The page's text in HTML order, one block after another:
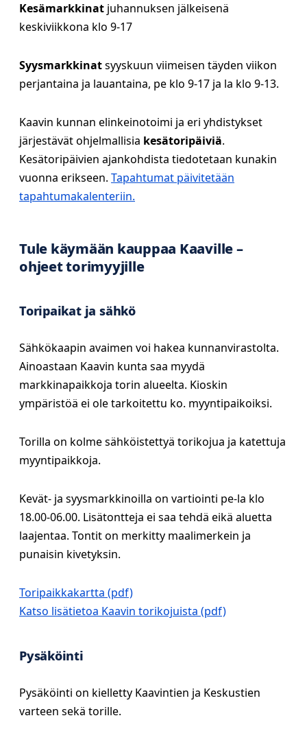
Kesämarkkinat juhannuksen jälkeisenä
keskiviikkona klo 9-17
Syysmarkkinatsyyskuun viimeisen täyden viikon
perjantaina ja lauantaina, pe klo 9-17 ja la klo 9-13.
Kaavin kunnan elinkeinotoimi ja eri yhdistykset
järjestävät ohjelmallisia kesätoripäiviä.
Kesätoripäivien ajankohdista tiedotetaan kunakin
vuonna erikseen. Tapahtumat päivitetään
tapahtumakalenteriin.
Tule käymään kauppaa Kaaville –
ohjeet torimyyjille
Toripaikat ja sähkö
Sähkökaapin avaimen voi hakea kunnanvirastolta.
Ainoastaan Kaavin kunta saa myydä
markkinapaikkoja torin alueelta. Kioskin
ympäristöä ei ole tarkoitettu ko. myyntipaikoiksi.
Torilla on kolme sähköistettyä torikojua ja katettuja
myyntipaikkoja.
Kevät- ja syysmarkkinoilla on vartiointi pe-la klo
18.00-06.00. Lisätontteja ei saa tehdä eikä aluetta
laajentaa. Tontit on merkitty maalimerkein ja
punaisin kivetyksin.
Toripaikkakartta
Katso lisätietoa Kaavin torikojuista
Pysäköinti
Pysäköinti on kielletty Kaavintien ja Keskustien
varteen sekä torille.